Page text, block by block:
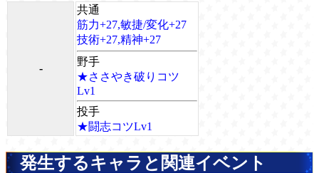
-
共通
筋力+27,敏捷/変化+27
技術+27,精神+27
野手
★ささやき破りコツ
Lv1
投手
★闘志コツLv1
発生するキャラと関連イベント